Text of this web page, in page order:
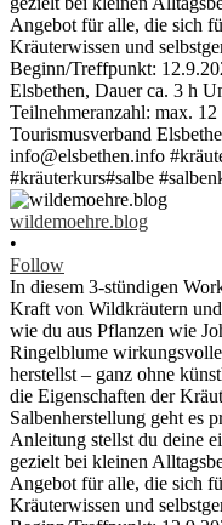
wildemoehre.blog
•
Follow
In diesem 3-stündigen
Kraft von Wildkräutern
wie du aus Pflanzen wie
Ringelblume
herstellst – ganz ohne
die Eigenschaften der
Salbenherstellung geht es
Anleitung stellst du deine
gezielt bei kleinen
Angebot für alle, die sich
Kräuterwissen und